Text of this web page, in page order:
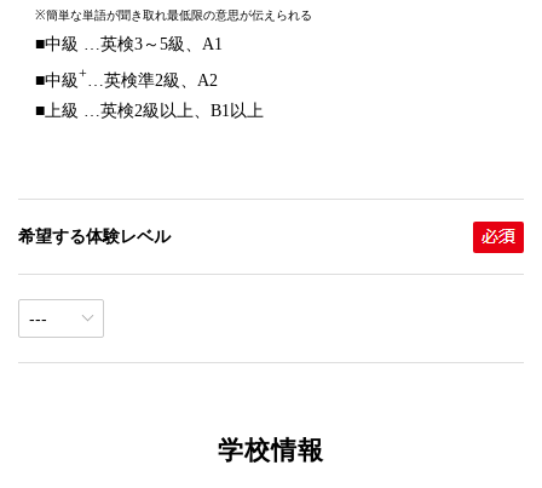
※簡単な単語が聞き取れ最低限の意思が伝えられる
■中級 …英検3～5級、A1
■中級+ …英検準2級、A2
■上級 …英検2級以上、B1以上
希望する体験レベル
学校情報